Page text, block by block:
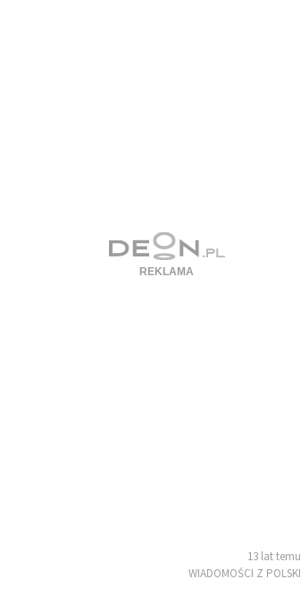
13 lat temu
WIADOMOŚCI Z POLSKI